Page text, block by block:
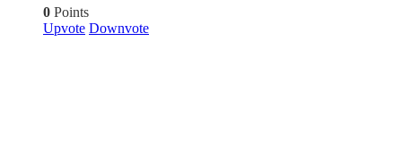
0 Points
Upvote Downvote